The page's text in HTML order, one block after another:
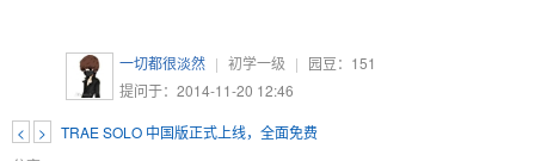
一切都很淡然 | 初学一级 | 园豆： 151
提问于：2014-11-20 12:46
< >
TRAE SOLO 中国版正式上线，全面免费